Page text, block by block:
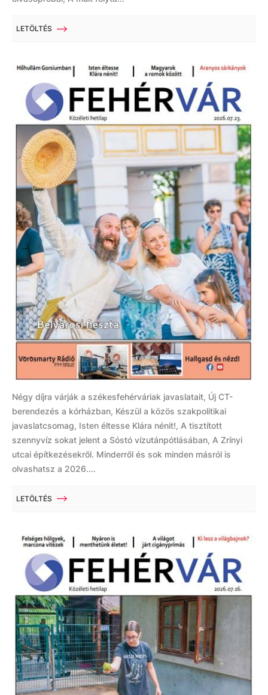
LETÖLTÉS
Négy díjra várják a székesfehérváriak javaslatait, Új CT-
berendezés a kórházban, Készül a közös szakpolitikai
javaslatcsomag, Isten éltesse Klára nénit!, A tisztított
szennyvíz sokat jelent a Sóstó vízutánpótlásában, A Zrínyi
utcai építkezésekről. Minderről és sok minden másról is
olvashatsz a 2026....
LETÖLTÉS